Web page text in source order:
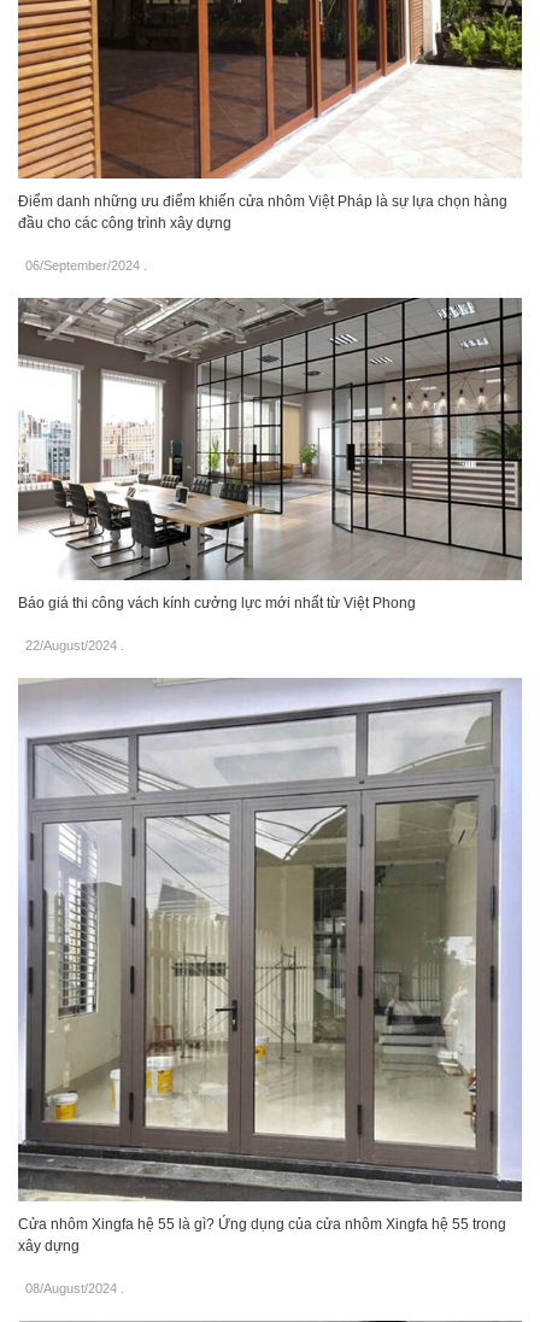
Điểm danh những ưu điểm khiến cửa nhôm Việt Pháp là sự lựa chọn hàng
đầu cho các công trình xây dựng
06/September/2024
Báo giá thi công vách kính cưởng lực mới nhất từ Việt Phong
22/August/2024
Cửa nhôm Xingfa hệ 55 là gì? Ứng dụng của cửa nhôm Xingfa hệ 55 trong
xây dựng
08/August/2024